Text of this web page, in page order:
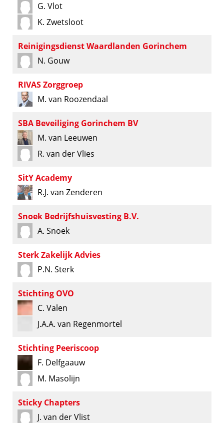
G. Vlot
K. Zwetsloot
Reinigingsdienst Waardlanden Gorinchem
N. Gouw
RIVAS Zorggroep
M. van Roozendaal
SBA Beveiliging Gorinchem BV
M. van Leeuwen
R. van der Vlies
SitY Academy
R.J. van Zenderen
Snoek Bedrijfshuisvesting B.V.
A. Snoek
Sterk Zakelijk Advies
P.N. Sterk
Stichting OVO
C. Valen
J.A.A. van Regenmortel
Stichting Peeriscoop
F. Delfgaauw
M. Masolijn
Sticky Chapters
J. van der Vlist